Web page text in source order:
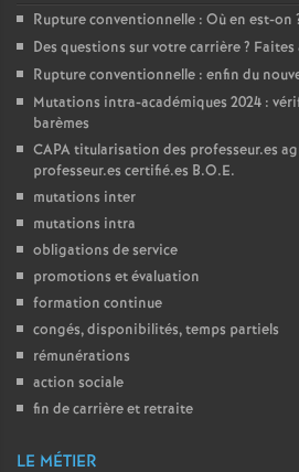
Rupture conventionnelle : Où en est-on
Des questions sur votre carrière? Faites
Rupture conventionnelle : enfin du
Mutations intra-académiques 2024 :
barèmes
CAPAtitularisation des professeur.es
professeur.es certifié.es B.O.E.
mutations inter
mutations intra
obligations de service
promotions et évaluation
formation continue
congés, disponibilités, temps partiels
rémunérations
action sociale
fin de carrière et retraite
LE MÉTIER